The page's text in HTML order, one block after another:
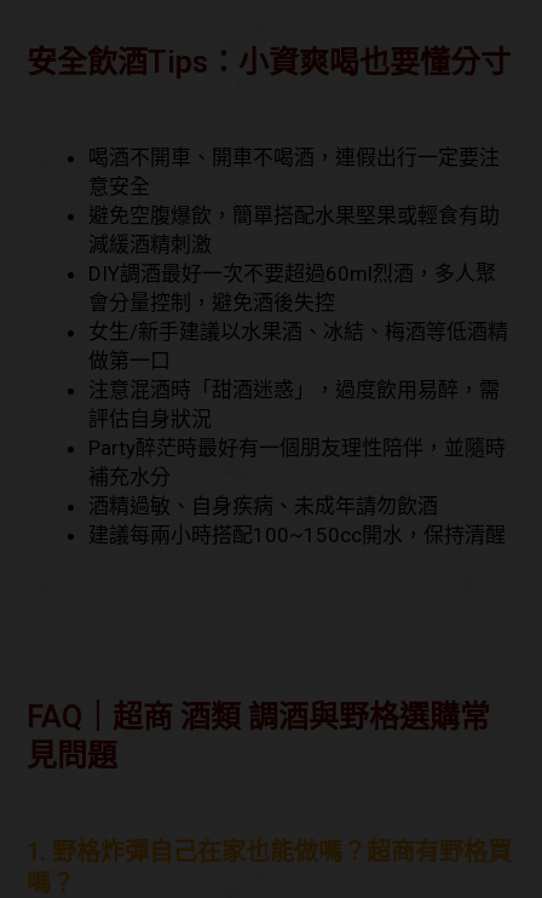
安全飲酒Tips：小資爽喝也要懂分寸
喝酒不開車、開車不喝酒，連假出行一定要注
意安全
避免空腹爆飲，簡單搭配水果堅果或輕食有助
減緩酒精刺激
DIY調酒最好一次不要超過60ml烈酒，多人聚
會分量控制，避免酒後失控
女生/新手建議以水果酒、冰結、梅酒等低酒精
做第一口
注意混酒時「甜酒迷惑」，過度飲用易醉，需
評估自身狀況
Party醉茫時最好有一個朋友理性陪伴，並隨時
補充水分
酒精過敏、自身疾病、未成年請勿飲酒
建議每兩小時搭配100~150cc開水，保持清醒
FAQ｜超商 酒類 調酒與野格選購常
見問題
1. 野格炸彈自己在家也能做嗎？超商有野格買
嗎？